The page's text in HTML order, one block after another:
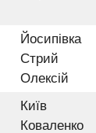
Йосипівка
Стрий
Олексій
Київ
Коваленко